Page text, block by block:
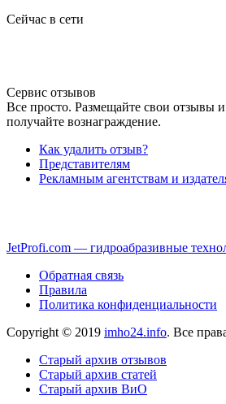
Сейчас в сети
Сервис отзывов
Все просто. Размещайте свои отзывы
получайте вознаграждение.
Как удалить отзыв?
Представителям
Рекламным агентствам и
JetProfi.com — гидроабразивные
Обратная связь
Правила
Политика конфиденциальности
Copyright © 2019 imho24.info. Все
Старый архив отзывов
Старый архив статей
Старый архив ВиО